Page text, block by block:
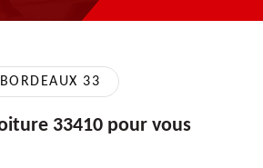
33
33410 pour vous